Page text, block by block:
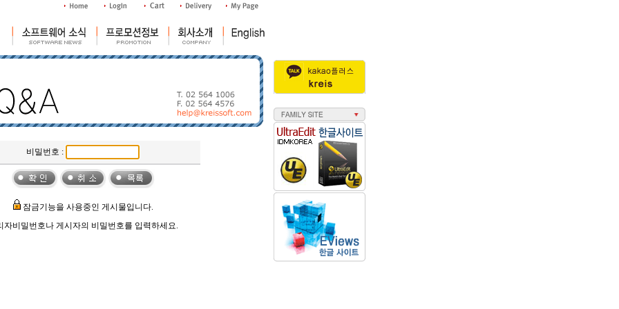
비밀번호 :
잠금기능을 사용중인 게시물입니다.
자비밀번호나 게시자의 비밀번호를 입력하세요.